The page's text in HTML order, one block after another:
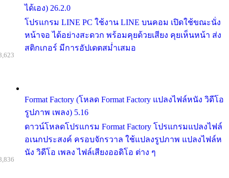
ได้เอง) 26.2.0
โปรแกรม LINE PC ใช้งาน LINE บนคอม เปิดใช้ขณะนั่ง
หน้าจอ ได้อย่างสะดวก พร้อมคุยด้วยเสียง คุยเห็นหน้า ส่ง
สติกเกอร์ มีการอัปเดตสม่ำเสมอ
Format Factory (โหลด Format Factory แปลงไฟล์หนัง วิดีโอ
รูปภาพ เพลง) 5.16
ดาวน์โหลดโปรแกรม Format Factory โปรแกรมแปลงไฟล์
อเนกประสงค์ ครอบจักรวาล ใช้แปลงรูปภาพ แปลงไฟล์ห
นัง วิดีโอ เพลง ไฟล์เสียงออดิโอ ต่าง ๆ